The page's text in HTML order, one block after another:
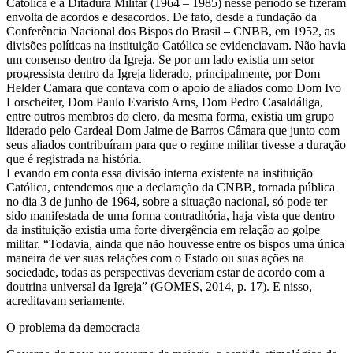
envolta de acordos e desacordos. De fato, desde a fundação da
Conferência Nacional dos Bispos do Brasil – CNBB, em 1952, as
divisões políticas na instituição Católica se evidenciavam. Não havia
um consenso dentro da Igreja. Se por um lado existia um setor
progressista dentro da Igreja liderado, principalmente, por Dom
Helder Camara que contava com o apoio de aliados como Dom Ivo
Lorscheiter, Dom Paulo Evaristo Arns, Dom Pedro Casaldáliga,
entre outros membros do clero, da mesma forma, existia um grupo
liderado pelo Cardeal Dom Jaime de Barros Câmara que junto com
seus aliados contribuíram para que o regime militar tivesse a duração
que é registrada na história.
Levando em conta essa divisão interna existente na instituição
Católica, entendemos que a declaração da CNBB, tornada pública
no dia 3 de junho de 1964, sobre a situação nacional, só pode ter
sido manifestada de uma forma contraditória, haja vista que dentro
da instituição existia uma forte divergência em relação ao golpe
militar. “Todavia, ainda que não houvesse entre os bispos uma única
maneira de ver suas relações com o Estado ou suas ações na
sociedade, todas as perspectivas deveriam estar de acordo com a
doutrina universal da Igreja” (GOMES, 2014, p. 17). E nisso,
acreditavam seriamente.
O problema da democracia